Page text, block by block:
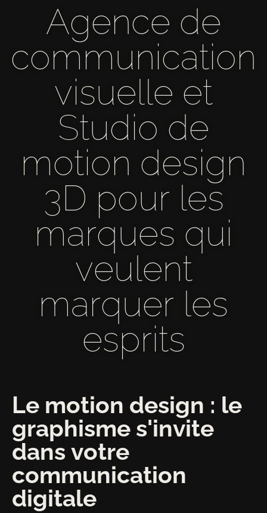
Agence de
communication
visuelle et
Studio de
motion design
3D pour les
marques qui
veulent
marquer les
esprits
Le motion design : le
graphisme s'invite
dans votre
communication
digitale